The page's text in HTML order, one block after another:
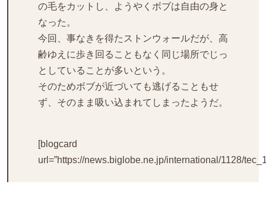
の毛をカットし、ようやくボブは自由の身と
なった。
今回、事なきを得たストンウォールだが、高
齢ゆえに歩き回ることもなく同じ場所でじっ
としていることが多いという。
そのためボブが近づいても逃げることもせ
ず、そのまま吸い込まれてしまったようだ。
[blogcard
url=”https://news.biglobe.ne.jp/international/1128/